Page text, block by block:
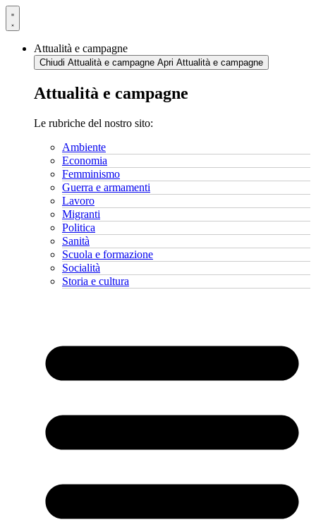
Vai
al
Attualità e campagne
Chiudi Attualità e campagne Apri Attualità e campagne
Attualità e campagne
Le rubriche del nostro sito:
Ambiente
Economia
Femminismo
Guerra e armamenti
Lavoro
Migranti
Politica
Sanità
Scuola e formazione
Socialità
Storia e cultura